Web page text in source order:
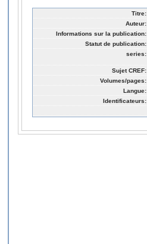
Titre:
Auteur:
Informations sur la publication:
Statut de publication:
series:
Sujet CREF:
Volumes/pages:
Langue:
Identificateurs: